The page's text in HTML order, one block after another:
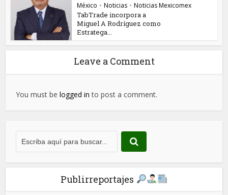
México • Noticias • Noticias Mexicomex
TabTrade incorpora a
Miguel A Rodríguez como
Estratega...
Leave a Comment
You must belogged in to post a comment.
Publirreportajes